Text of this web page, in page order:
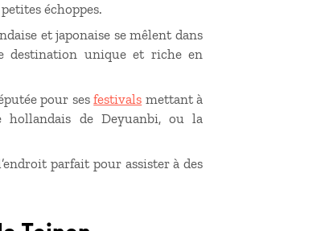
échoppes.
et japonaise se mêlent dans
destination unique et riche en
pour sesfestivals mettant à
de Deyuanbi, ou la
parfait pour assister à des